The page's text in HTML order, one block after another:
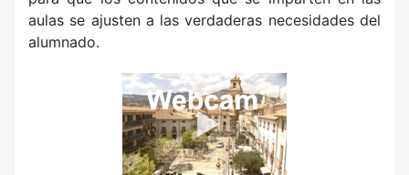
aulas se ajusten a las verdaderas necesidades del
alumnado.